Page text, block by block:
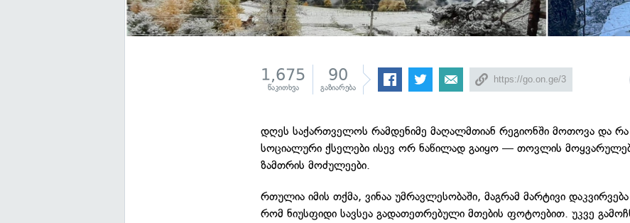
1,675
წაკითხვა
90
გაზიარება
დღეს საქართველოს რამდენიმე მაღალმთიან რეგიონში მოთოვა და რა
სოციალური ქსელები ისევ ორ ნაწილად გაიყო — თოვლის
ზამთრის მოძულეები.
რთულია იმის თქმა, ვინაა უმრავლესობაში, მაგრამ მარტივი დაკვირვება
რომ ნიუსფიდი სავსეა გადათეთრებული მთების ფოტოებით. უკვე